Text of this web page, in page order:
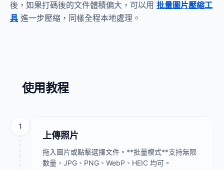
後，如果打碼後的文件體積偏大，可以用 批量圖片壓縮工
具 進一步壓縮，同樣全程本地處理。
使用教程
1
上傳照片
拖入圖片或點擊選擇文件。**批量模式**支持無限
數量，JPG、PNG、WebP、HEIC 均可。